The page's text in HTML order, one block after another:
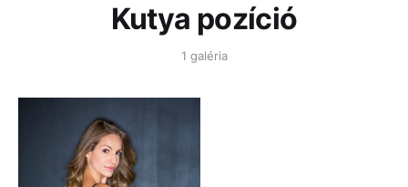
Kutya pozíció
1 galéria